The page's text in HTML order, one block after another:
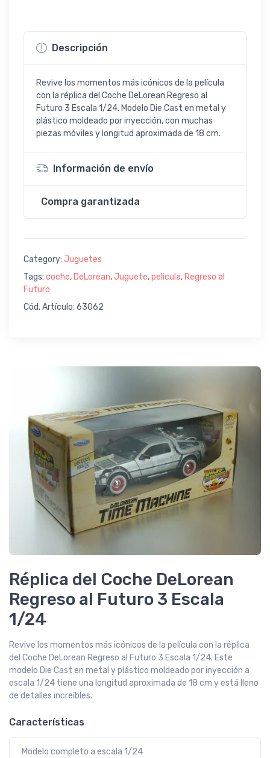
Descripción
Revive los momentos más icónicos de la película
con la réplica del Coche DeLorean Regreso al
Futuro 3 Escala 1/24. Modelo Die Cast en metal y
plástico moldeado por inyección, con muchas
piezas móviles y longitud aproximada de 18 cm.
Información de envío
Compra garantizada
Category: Juguetes
Tags: coche, DeLorean, Juguete,pelicula, Regreso al
Futuro
Cód. Artículo: 63062
Réplica del Coche DeLorean
Regreso al Futuro 3 Escala
1/24
Revive los momentos más icónicos de la película con la réplica
del Coche DeLorean Regreso al Futuro 3 Escala 1/24. Este
modelo Die Cast en metal y plástico moldeado por inyección a
escala 1/24 tiene una longitud aproximada de 18 cm y está lleno
de detalles increíbles.
Características
Modelo completo a escala 1/24